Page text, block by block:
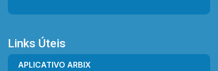
Links Úteis
APLICATIVO ARBIX